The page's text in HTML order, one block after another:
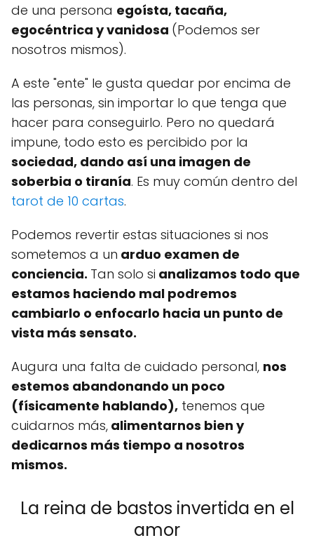
de una persona egoísta, tacaña,
egocéntrica y vanidosa (Podemos ser
nosotros mismos).
A este "ente" le gusta quedar por encima de
las personas, sin importar lo que tenga que
hacer para conseguirlo. Pero no quedará
impune, todo esto es percibido por la
sociedad, dando así una imagen de
soberbia o tiranía. Es muy común dentro del
tarot de 10 cartas.
Podemos revertir estas situaciones si nos
sometemos a un arduo examen de
conciencia. Tan solo si analizamos todo que
estamos haciendo mal podremos
cambiarlo o enfocarlo hacia un punto de
vista más sensato.
Augura una falta de cuidado personal, nos
estemos abandonando un poco
(físicamente hablando), tenemos que
cuidarnos más, alimentarnos bien y
dedicarnos más tiempo a nosotros
mismos.
La reina de bastos invertida en el
amor